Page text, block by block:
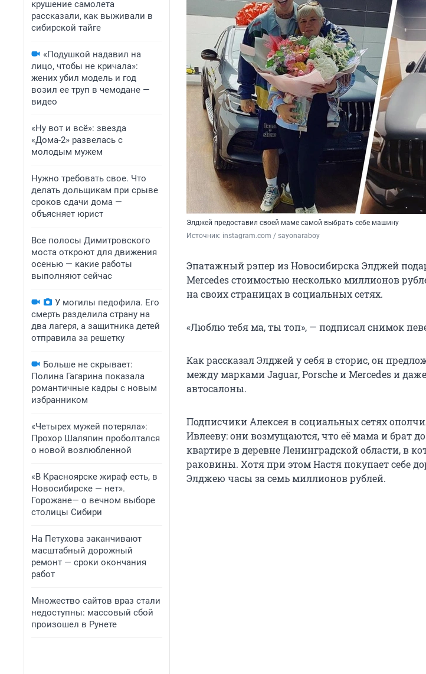
крушение самолета
рассказали, как выживали в
сибирской тайге
«Подушкой надавил на
лицо, чтобы не кричала»:
жених убил модель и год
возил ее труп в чемодане —
видео
«Ну вот и всё»: звезда
«Дома-2» развелась с
молодым мужем
Нужно требовать свое. Что
делать дольщикам при срыве
сроков сдачи дома —
объясняет юрист
Все полосы Димитровского
моста откроют для движения
осенью — какие работы
выполняют сейчас
У могилы педофила. Его
смерть разделила страну на
два лагеря, а защитника детей
отправила за решетку
Больше не скрывает:
Полина Гагарина показала
романтичные кадры с новым
избранником
«Четырех мужей потеряла»:
Прохор Шаляпин проболтался
о новой возлюбленной
«В Красноярске жираф есть, в
Новосибирске — нет».
Горожане— о вечном выборе
столицы Сибири
На Петухова заканчивают
масштабный дорожный
ремонт — сроки окончания
работ
Множество сайтов враз стали
недоступны: массовый сбой
произошел в Рунете
Элджей предоставил своей маме самой выбрать себе машину
Источник: instagram.com / sayonaraboy
Эпатажный рэпер из Новосибирска Элджей
Mercedes стоимостью несколько миллионов
на своих страницах в социальных сетях.
«Люблю тебя ма, ты топ», — подписал снимок
Как рассказал Элджей у себя в сторис, он
между марками Jaguar, Porsche и Mercedes и
автосалоны.
Подписчики Алексея в социальных сетях
Ивлееву: они возмущаются, что её мама и брат
квартире в деревне Ленинградской области, в
раковины. Хотя при этом Настя покупает себе
Элджею часы за семь миллионов рублей.